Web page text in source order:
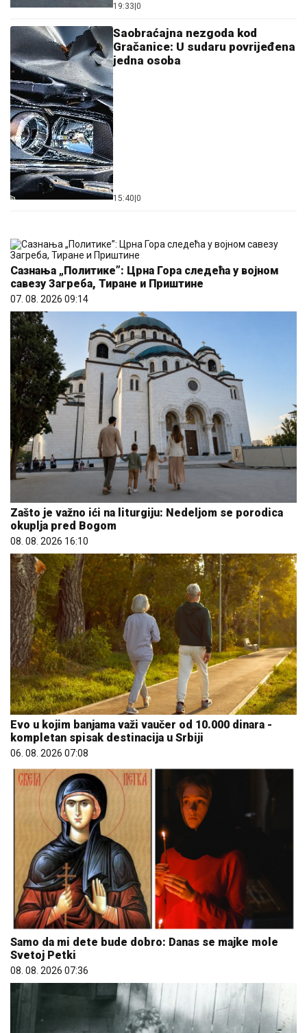
19:33 0
Saobraćajna nezgoda kod
Gračanice: U sudaru povrijeđena
jedna osoba
15:40 0
Сазнања „Политике”: Црна Гора следећа у војном
савезу Загреба, Тиране и Приштине
07. 08. 2026 09:14
Zašto je važno ići na liturgiju: Nedeljom se porodica
okuplja pred Bogom
08. 08. 2026 16:10
Evo u kojim banjama važi vaučer od 10.000 dinara -
kompletan spisak destinacija u Srbiji
06. 08. 2026 07:08
Samo da mi dete bude dobro: Danas se majke mole
Svetoj Petki
08. 08. 2026 07:36